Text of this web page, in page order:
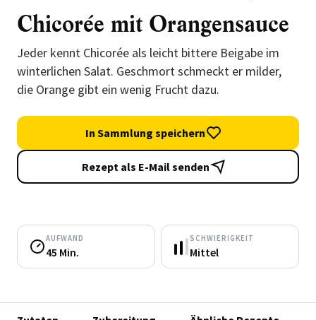
Chicorée mit Orangensauce
Jeder kennt Chicorée als leicht bittere Beigabe im
winterlichen Salat. Geschmort schmeckt er milder,
die Orange gibt ein wenig Frucht dazu.
In Sammlung speichern
Rezept als E-Mail senden
AUFWAND
45 Min.
SCHWIERIGKEIT
Mittel